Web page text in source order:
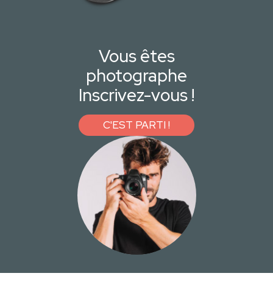
Vous êtes
photographe
Inscrivez-vous !
C'EST PARTI !